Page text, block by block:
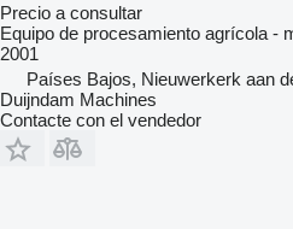
Precio a consultar
Equipo de procesamiento agrícola -
2001
Países Bajos, Nieuwerkerk aan
Duijndam Machines
Contacte con el vendedor